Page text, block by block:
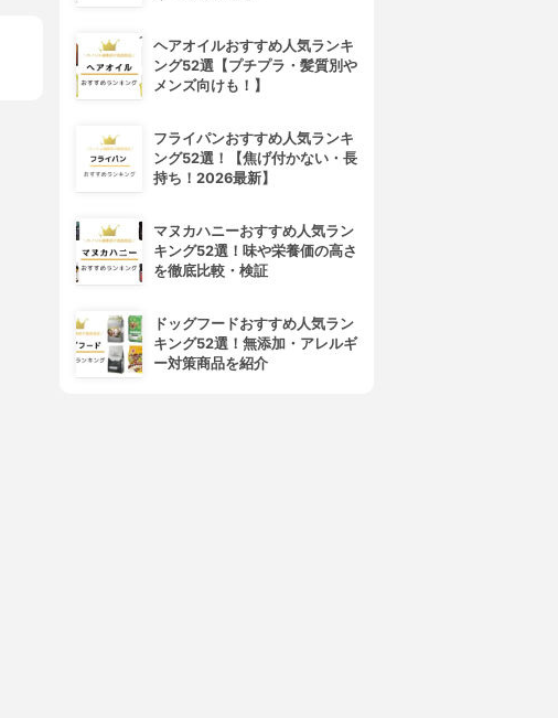
ヘアオイルおすすめ人気ランキ
ング52選【プチプラ・髪質別や
メンズ向けも！】
フライパンおすすめ人気ランキ
ング52選！【焦げ付かない・長
持ち！2026最新】
マヌカハニーおすすめ人気ラン
キング52選！味や栄養価の高さ
を徹底比較・検証
ドッグフードおすすめ人気ラン
キング52選！無添加・アレルギ
ー対策商品を紹介